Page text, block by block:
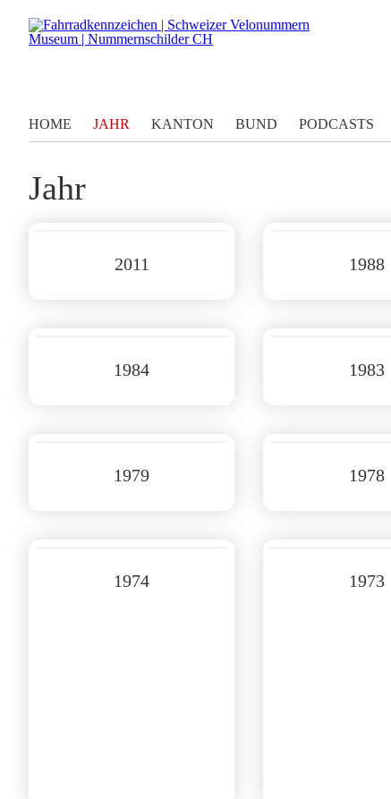
HOME JAHR KANTON BUND PODCASTS
Jahr
2011 1988
1984 1983
1979 1978
1974 1973